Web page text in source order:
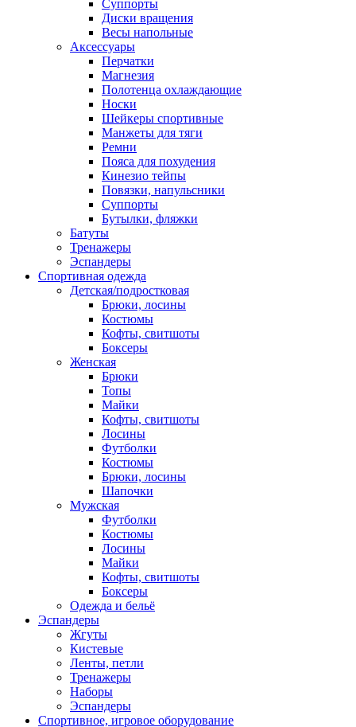
Суппорты
Диски вращения
Весы напольные
Аксессуары
Перчатки
Магнезия
Полотенца охлаждающие
Носки
Шейкеры спортивные
Манжеты для тяги
Ремни
Пояса для похудения
Кинезио тейпы
Повязки, напульсники
Суппорты
Бутылки, фляжки
Батуты
Тренажеры
Эспандеры
Спортивная одежда
Детская/подростковая
Брюки, лосины
Костюмы
Кофты, свитшоты
Боксеры
Женская
Брюки
Топы
Майки
Кофты, свитшоты
Лосины
Футболки
Костюмы
Брюки, лосины
Шапочки
Мужская
Футболки
Костюмы
Лосины
Майки
Кофты, свитшоты
Боксеры
Одежда и бельё
Эспандеры
Жгуты
Кистевые
Ленты, петли
Тренажеры
Наборы
Эспандеры
Спортивное, игровое оборудование